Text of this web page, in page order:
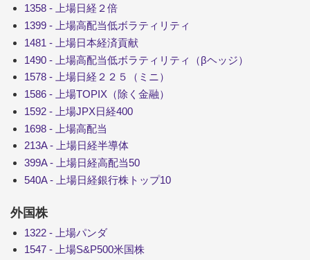
1358 - 上場日経２倍
1399 - 上場高配当低ボラティリティ
1481 - 上場日本経済貢献
1490 - 上場高配当低ボラティリティ（βヘッジ）
1578 - 上場日経２２５（ミニ）
1586 - 上場TOPIX（除く金融）
1592 - 上場JPX日経400
1698 - 上場高配当
213A - 上場日経半導体
399A - 上場日経高配当50
540A - 上場日経銀行株トップ10
外国株
1322 - 上場パンダ
1547 - 上場S&P500米国株